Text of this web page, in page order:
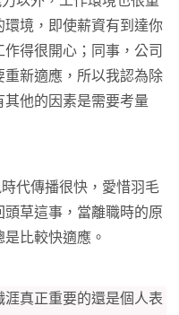
境，即使薪資有到達你
得很開心；同事，公司
新適應，所以我認為除
他的因素是需要考量
代傳播很快，愛惜羽毛
草這事，當離職時的原
比較快適應。
真正重要的還是個人表